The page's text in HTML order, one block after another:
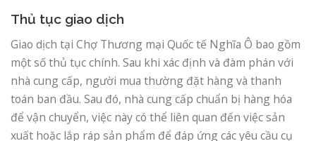
Thủ tục giao dịch
Giao dịch tại Chợ Thương mại Quốc tế Nghĩa Ô bao gồm
một số thủ tục chính. Sau khi xác định và đàm phán với
nhà cung cấp, người mua thường đặt hàng và thanh
toán ban đầu. Sau đó, nhà cung cấp chuẩn bị hàng hóa
để vận chuyển, việc này có thể liên quan đến việc sản
xuất hoặc lắp ráp sản phẩm để đáp ứng các yêu cầu cụ